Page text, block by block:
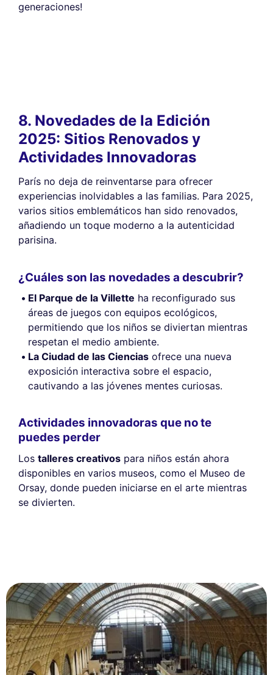
generaciones!
8. Novedades de la Edición
2025: Sitios Renovados y
Actividades Innovadoras
París no deja de reinventarse para ofrecer
experiencias inolvidables a las familias. Para 2025,
varios sitios emblemáticos han sido renovados,
añadiendo un toque moderno a la autenticidad
parisina.
¿Cuáles son las novedades a descubrir?
El Parque de la Villette ha reconfigurado sus
áreas de juegos con equipos ecológicos,
permitiendo que los niños se diviertan mientras
respetan el medio ambiente.
La Ciudad de las Ciencias ofrece una nueva
exposición interactiva sobre el espacio,
cautivando a las jóvenes mentes curiosas.
Actividades innovadoras que no te
puedes perder
Los talleres creativos para niños están ahora
disponibles en varios museos, como el Museo de
Orsay, donde pueden iniciarse en el arte mientras
se divierten.